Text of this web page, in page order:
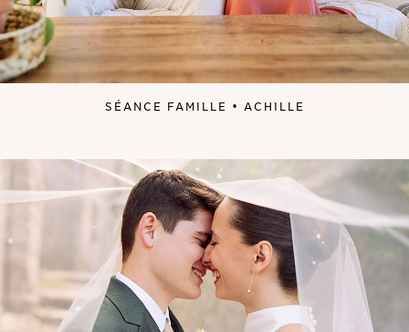
SÉANCE FAMILLE • ACHILLE